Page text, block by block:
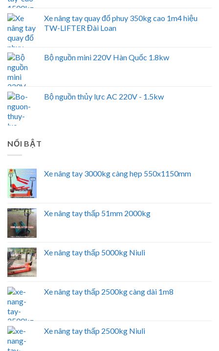
Xe nâng tay quay đổ phuy 350kg cao 1m4 hiệu
TW-LIFTER Đài Loan
Bộ nguồn mini 220V Hàn Quốc 1.8kw
Bộ nguồn thủy lực AC 220V - 1.5kw
NỔI BẬT
Xe nâng tay 3000kg càng hẹp 550x1150mm
Xe nâng tay thấp 51mm 2000kg
Xe nâng tay thấp 5000kg Niuli
Xe nâng tay thấp 2500kg càng dài 1m8
Xe nâng tay thấp 2500kg Niuli